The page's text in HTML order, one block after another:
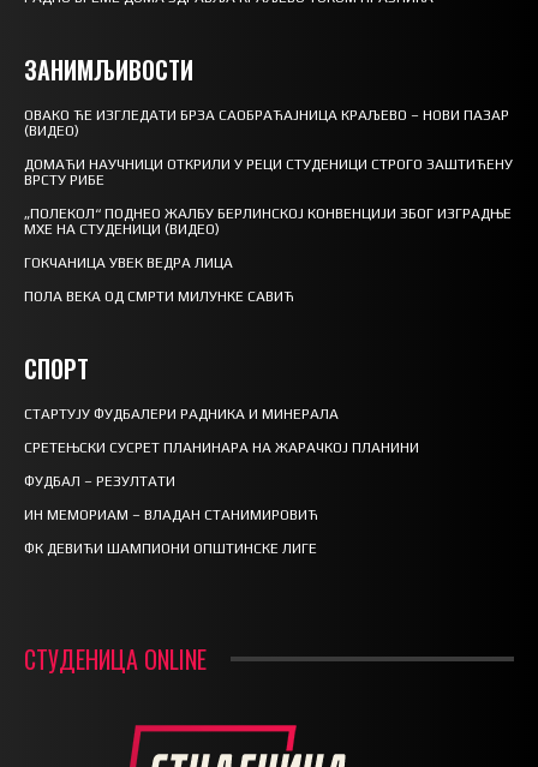
ЗАНИМЉИВОСТИ
ОВАКО ЋЕ ИЗГЛЕДАТИ БРЗА САОБРАЋАЈНИЦА КРАЉЕВО – НОВИ ПАЗАР
(ВИДЕО)
ДОМАЋИ НАУЧНИЦИ ОТКРИЛИ У РЕЦИ СТУДЕНИЦИ СТРОГО ЗАШТИЋЕНУ
ВРСТУ РИБЕ
„ПОЛЕКОЛ“ ПОДНЕО ЖАЛБУ БЕРЛИНСКОЈ КОНВЕНЦИЈИ ЗБОГ ИЗГРАДЊЕ
МХЕ НА СТУДЕНИЦИ (ВИДЕО)
ГОКЧАНИЦА УВЕК ВЕДРА ЛИЦА
ПОЛА ВЕКА ОД СМРТИ МИЛУНКЕ САВИЋ
СПОРТ
СТАРТУЈУ ФУДБАЛЕРИ РАДНИКА И МИНЕРАЛА
СРЕТЕЊСКИ СУСРЕТ ПЛАНИНАРА НА ЖАРАЧКОЈ ПЛАНИНИ
ФУДБАЛ – РЕЗУЛТАТИ
ИН МЕМОРИАМ – ВЛАДАН СТАНИМИРОВИЋ
ФК ДЕВИЋИ ШАМПИОНИ ОПШТИНСКЕ ЛИГЕ
СТУДЕНИЦА ONLINE